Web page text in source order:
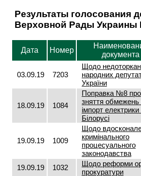
Результаты голосования
Верховной Рады Украины
Дата Номер
документа
03.09.19 7203
Щодо
народних
України
18.09.19 1084
Поправка №8 про
зняття обмежень
імпорт електрики
Білорусі
19.09.19 1009
Щодо
кримінального
процесуального
законодавства
19.09.19 1032
Щодо реформи
прокуратури